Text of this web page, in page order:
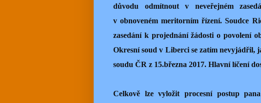
důvodu odmítnout v neveřejném
v obnoveném meritorním řízení. Soudce
zasedání k projednání žádosti o povolení
Okresní soud v Liberci se zatím nevyjádřil,
soudu ČR z 15.března 2017. Hlavní líčení
Celkově lze vyložit procesní postup